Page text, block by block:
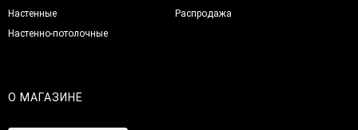
Настенные
Настенно-потолочные
Распродажа
О МАГАЗИНЕ